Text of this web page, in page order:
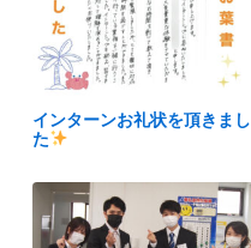
インターンお礼状を頂きまし
た